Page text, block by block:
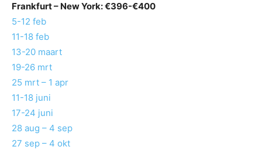
Frankfurt– New York: €396-€400
5-12 feb
11-18 feb
13-20 maart
19-26 mrt
25 mrt – 1 apr
11-18 juni
17-24 juni
28 aug – 4 sep
27 sep – 4 okt